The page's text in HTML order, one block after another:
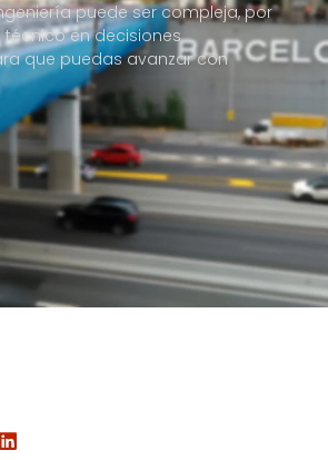
puede ser compleja, por
en decisiones
que puedas avanzar con